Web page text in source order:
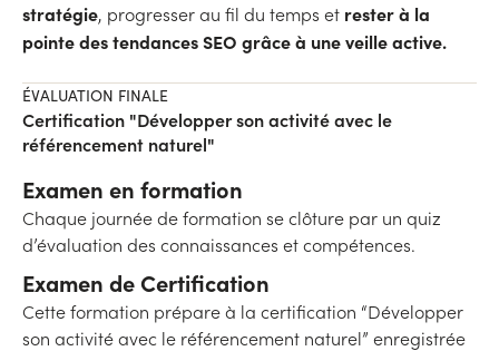
stratégie, progresser au fil du temps et rester à la
pointe des tendances SEO grâce à une veille active.
ÉVALUATION FINALE
Certification "Développer son activité avec le
référencement naturel"
Examen en formation
Chaque journée de formation se clôture par un quiz
d’évaluation des connaissances et compétences.
Examen de Certification
Cette formation prépare à la certification “Développer
son activité avec le référencement naturel” enregistrée